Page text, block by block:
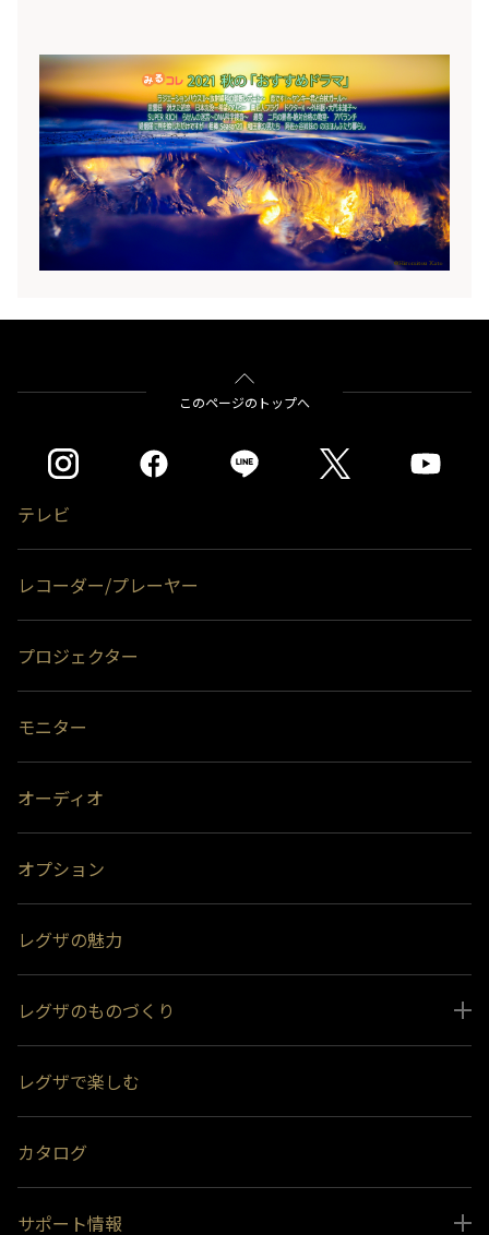
パックで自動録画される、2021年秋のおすすめのド
ラマ群をご紹介♪◆レグザのみるコレサービスで
は、「刑事ドラマ」や「恋愛小説ドラマ」など、好
みのカテゴリーごとにドラマをおまかせ録画するこ
とができます。そして先日、新たにマンガや小説好
きの方におすすめな、「マンガ・小説原作ドラマ」
パックをリリースしました。ぜひ、使ってみてくだ
さいね！
このページのトップへ
テレビ
レコーダー/プレーヤー
プロジェクター
モニター
オーディオ
オプション
レグザの魅力
レグザのものづくり
スペシャルコンテンツ
受賞履歴
レグザで楽しむ
カタログ
サポート情報